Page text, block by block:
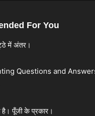
For You
में अंतर।
Questions and
पूँजी के प्रकार।